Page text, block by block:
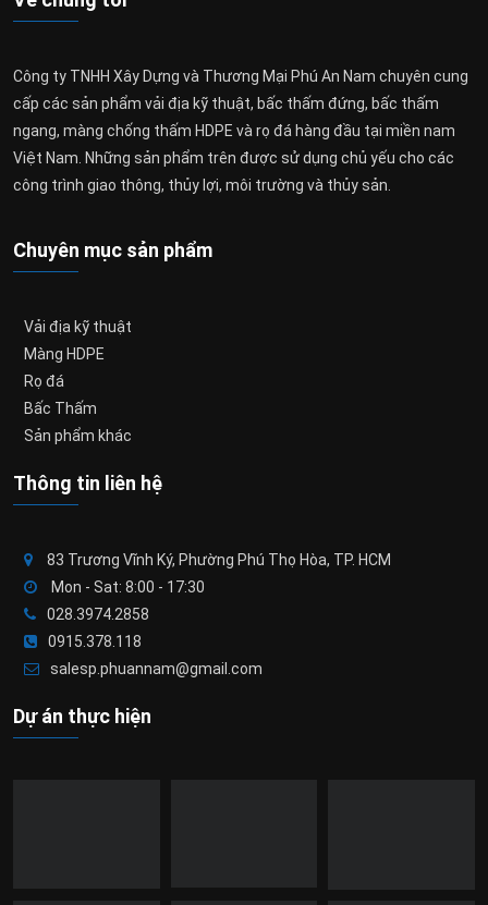
Công ty TNHH Xây Dựng và Thương Mại Phú An Nam chuyên cung
cấp các sản phẩm vải địa kỹ thuật, bấc thấm đứng, bấc thấm
ngang, màng chống thấm HDPE và rọ đá hàng đầu tại miền nam
Việt Nam. Những sản phẩm trên được sử dụng chủ yếu cho các
công trình giao thông, thủy lợi, môi trường và thủy sản.
Chuyên mục sản phẩm
Vải địa kỹ thuật
Màng HDPE
Rọ đá
Bấc Thấm
Sản phẩm khác
Thông tin liên hệ
83 Trương Vĩnh Ký, Phường Phú Thọ Hòa, TP. HCM
Mon - Sat: 8:00 - 17:30
028.3974.2858
0915.378.118
salesp.phuannam@gmail.com
Dự án thực hiện